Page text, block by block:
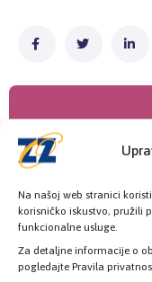
Na našoj web stranici
korisničko iskustvo, pružili
funkcionalne usluge.
Za detaljne informacije o
pogledajte Pravila
Poslovnice
Šest poslovnica